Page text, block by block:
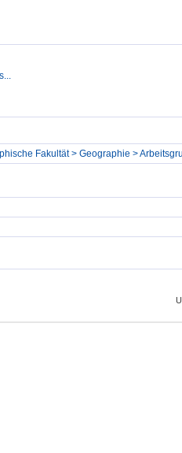
Fakultät > Geographie >